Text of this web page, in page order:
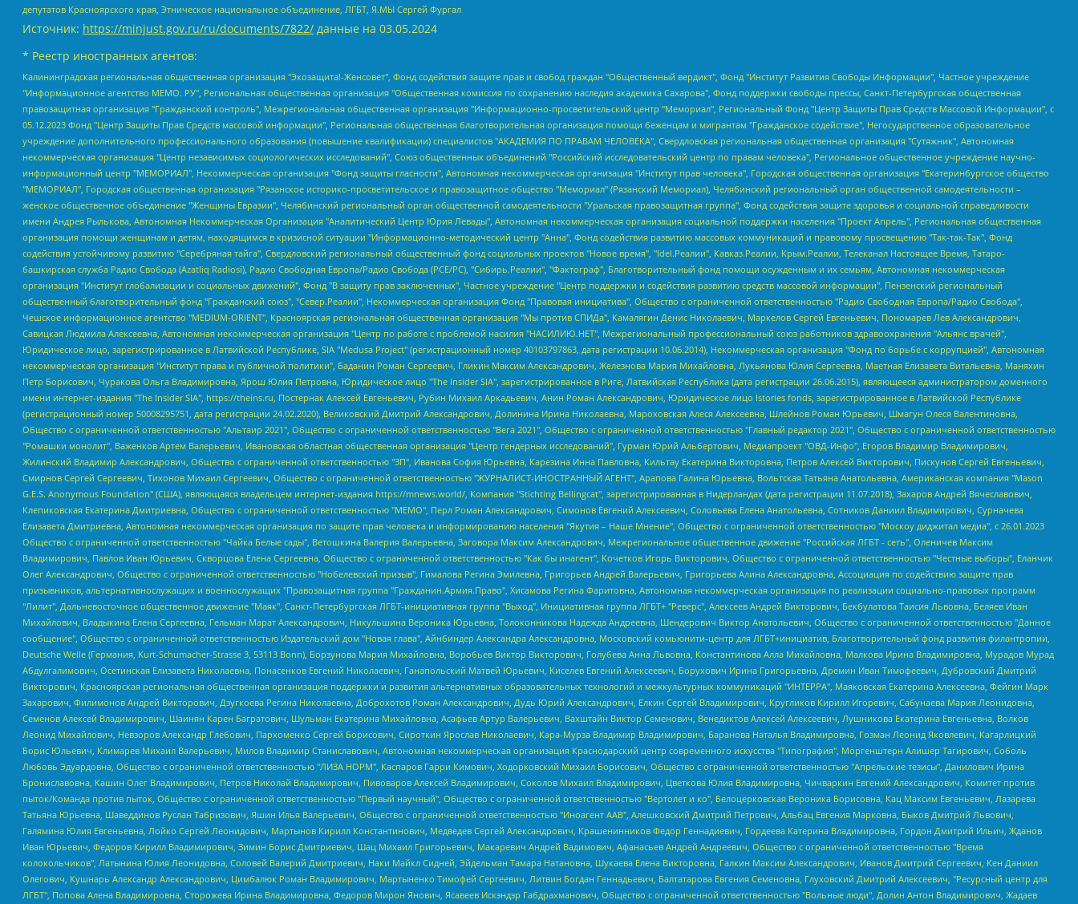
депутатов Красноярского края, Этническое национальное объединение, ЛГБТ, Я.МЫ Сергей Фургал
Источник: https://minjust.gov.ru/ru/documents/7822/ данные на 03.05.2024
* Реестр иностранных агентов:
Калининградская региональная общественная организация "Экозащита!-Женсовет", Фонд содействия защите прав и свобод граждан "Общественный вердикт", Фонд "Институт Развития Свободы Информации", Частное учреждение "Информационное агентство МЕМО. РУ", Региональная общественная организация "Общественная комиссия по сохранению наследия академика Сахарова", Фонд поддержки свободы прессы, Санкт-Петербургская общественная правозащитная организация "Гражданский контроль", Межрегиональная общественная организация "Информационно-просветительский центр "Мемориал", Региональный Фонд "Центр Защиты Прав Средств Массовой Информации", с 05.12.2023 Фонд "Центр Защиты Прав Средств массовой информации", Региональная общественная благотворительная организация помощи беженцам и мигрантам "Гражданское содействие", Негосударственное образовательное учреждение дополнительного профессионального образования (повышение квалификации) специалистов "АКАДЕМИЯ ПО ПРАВАМ ЧЕЛОВЕКА", Свердловская региональная общественная организация "Сутяжник", Автономная некоммерческая организация "Центр независимых социологических исследований", Союз общественных объединений "Российский исследовательский центр по правам человека", Региональное общественное учреждение научно-информационный центр "МЕМОРИАЛ", Некоммерческая организация "Фонд защиты гласности", Автономная некоммерческая организация "Институт прав человека", Городская общественная организация "Екатеринбургское общество "МЕМОРИАЛ", Городская общественная организация "Рязанское историко-просветительское и правозащитное общество "Мемориал" (Рязанский Мемориал), Челябинский региональный орган общественной самодеятельности – женское общественное объединение "Женщины Евразии", Челябинский региональный орган общественной самодеятельности "Уральская правозащитная группа", Фонд содействия защите здоровья и социальной справедливости имени Андрея Рылькова, Автономная Некоммерческая Организация "Аналитический Центр Юрия Левады", Автономная некоммерческая организация социальной поддержки населения "Проект Апрель", Региональная общественная организация помощи женщинам и детям, находящимся в кризисной ситуации "Информационно-методический центр "Анна", Фонд содействия развитию массовых коммуникаций и правовому просвещению "Так-так-Так", Фонд содействия устойчивому развитию "Серебряная тайга", Свердловский региональный общественный фонд социальных проектов "Новое время", "Idel.Реалии", Кавказ.Реалии, Крым.Реалии, Телеканал Настоящее Время, Татаро-башкирская служба Радио Свобода (Azatliq Radiosi), Радио Свободная Европа/Радио Свобода (PCE/PC), "Сибирь.Реалии", "Фактограф", Благотворительный фонд помощи осужденным и их семьям, Автономная некоммерческая организация "Институт глобализации и социальных движений", Фонд "В защиту прав заключенных", Частное учреждение "Центр поддержки и содействия развитию средств массовой информации", Пензенский региональный общественный благотворительный фонд "Гражданский союз", "Север.Реалии", Некоммерческая организация Фонд "Правовая инициатива", Общество с ограниченной ответственностью "Радио Свободная Европа/Радио Свобода", Чешское информационное агентство "MEDIUM-ORIENT", Красноярская региональная общественная организация "Мы против СПИДа", Камалягин Денис Николаевич, Маркелов Сергей Евгеньевич, Пономарев Лев Александрович, Савицкая Людмила Алексеевна, Автономная некоммерческая организация "Центр по работе с проблемой насилия "НАСИЛИЮ.НЕТ", Межрегиональный профессиональный союз работников здравоохранения "Альянс врачей", Юридическое лицо, зарегистрированное в Латвийской Республике, SIA "Medusa Project" (регистрационный номер 40103797863, дата регистрации 10.06.2014), Некоммерческая организация "Фонд по борьбе с коррупцией", Автономная некоммерческая организация "Институт права и публичной политики", Баданин Роман Сергеевич, Гликин Максим Александрович, Железнова Мария Михайловна, Лукьянова Юлия Сергеевна, Маетная Елизавета Витальевна, Маняхин Петр Борисович, Чуракова Ольга Владимировна, Ярош Юлия Петровна, Юридическое лицо "The Insider SIA", зарегистрированное в Риге, Латвийская Республика (дата регистрации 26.06.2015), являющееся администратором доменного имени интернет-издания "The Insider SIA", https://theins.ru, Постернак Алексей Евгеньевич, Рубин Михаил Аркадьевич, Анин Роман Александрович, Юридическое лицо Istories fonds, зарегистрированное в Латвийской Республике (регистрационный номер 50008295751, дата регистрации 24.02.2020), Великовский Дмитрий Александрович, Долинина Ирина Николаевна, Мароховская Алеся Алексеевна, Шлейнов Роман Юрьевич, Шмагун Олеся Валентиновна, Общество с ограниченной ответственностью "Альтаир 2021", Общество с ограниченной ответственностью "Вега 2021", Общество с ограниченной ответственностью "Главный редактор 2021", Общество с ограниченной ответственностью "Ромашки монолит", Важенков Артем Валерьевич, Ивановская областная общественная организация "Центр гендерных исследований", Гурман Юрий Альбертович, Медиапроект "ОВД-Инфо", Егоров Владимир Владимирович, Жилинский Владимир Александрович, Общество с ограниченной ответственностью "ЗП", Иванова София Юрьевна, Карезина Инна Павловна, Кильтау Екатерина Викторовна, Петров Алексей Викторович, Пискунов Сергей Евгеньевич, Смирнов Сергей Сергеевич, Тихонов Михаил Сергеевич, Общество с ограниченной ответственностью "ЖУРНАЛИСТ-ИНОСТРАННЫЙ АГЕНТ", Арапова Галина Юрьевна, Вольтская Татьяна Анатольевна, Американская компания "Mason G.E.S. Anonymous Foundation" (США), являющаяся владельцем интернет-издания https://mnews.world/, Компания "Stichting Bellingcat", зарегистрированная в Нидерландах (дата регистрации 11.07.2018), Захаров Андрей Вячеславович, Клепиковская Екатерина Дмитриевна, Общество с ограниченной ответственностью "МЕМО", Перл Роман Александрович, Симонов Евгений Алексеевич, Соловьева Елена Анатольевна, Сотников Даниил Владимирович, Сурначева Елизавета Дмитриевна, Автономная некоммерческая организация по защите прав человека и информированию населения "Якутия – Наше Мнение", Общество с ограниченной ответственностью "Москоу диджитал медиа", с 26.01.2023 Общество с ограниченной ответственностью "Чайка Белые сады", Ветошкина Валерия Валерьевна, Заговора Максим Александрович, Межрегиональное общественное движение "Российская ЛГБТ - сеть", Оленичев Максим Владимирович, Павлов Иван Юрьевич, Скворцова Елена Сергеевна, Общество с ограниченной ответственностью "Как бы инагент", Кочетков Игорь Викторович, Общество с ограниченной ответственностью "Честные выборы", Еланчик Олег Александрович, Общество с ограниченной ответственностью "Нобелевский призыв", Гималова Регина Эмилевна, Григорьев Андрей Валерьевич, Григорьева Алина Александровна, Ассоциация по содействию защите прав призывников, альтернативнослужащих и военнослужащих "Правозащитная группа "Гражданин.Армия.Право", Хисамова Регина Фаритовна, Автономная некоммерческая организация по реализации социально-правовых программ "Лилит", Дальневосточное общественное движение "Маяк", Санкт-Петербургская ЛГБТ-инициативная группа "Выход", Инициативная группа ЛГБТ+ "Реверс", Алексеев Андрей Викторович, Бекбулатова Таисия Львовна, Беляев Иван Михайлович, Владыкина Елена Сергеевна, Гельман Марат Александрович, Никульшина Вероника Юрьевна, Толоконникова Надежда Андреевна, Шендерович Виктор Анатольевич, Общество с ограниченной ответственностью "Данное сообщение", Общество с ограниченной ответственностью Издательский дом "Новая глава", Айнбиндер Александра Александровна, Московский комьюнити-центр для ЛГБТ+инициатив, Благотворительный фонд развития филантропии, Deutsche Welle (Германия, Kurt-Schumacher-Strasse 3, 53113 Bonn), Борзунова Мария Михайловна, Воробьев Виктор Викторович, Голубева Анна Львовна, Константинова Алла Михайловна, Малкова Ирина Владимировна, Мурадов Мурад Абдулгалимович, Осетинская Елизавета Николаевна, Понасенков Евгений Николаевич, Ганапольский Матвей Юрьевич, Киселев Евгений Алексеевич, Борухович Ирина Григорьевна, Дремин Иван Тимофеевич, Дубровский Дмитрий Викторович, Красноярская региональная общественная организация поддержки и развития альтернативных образовательных технологий и межкультурных коммуникаций "ИНТЕРРА", Маяковская Екатерина Алексеевна, Фейгин Марк Захарович, Филимонов Андрей Викторович, Дзугкоева Регина Николаевна, Доброхотов Роман Александрович, Дудь Юрий Александрович, Елкин Сергей Владимирович, Кругликов Кирилл Игоревич, Сабунаева Мария Леонидовна, Семенов Алексей Владимирович, Шаинян Карен Багратович, Шульман Екатерина Михайловна, Асафьев Артур Валерьевич, Вахштайн Виктор Семенович, Венедиктов Алексей Алексеевич, Лушникова Екатерина Евгеньевна, Волков Леонид Михайлович, Невзоров Александр Глебович, Пархоменко Сергей Борисович, Сироткин Ярослав Николаевич, Кара-Мурза Владимир Владимирович, Баранова Наталья Владимировна, Гозман Леонид Яковлевич, Кагарлицкий Борис Юльевич, Климарев Михаил Валерьевич, Милов Владимир Станиславович, Автономная некоммерческая организация Краснодарский центр современного искусства "Типография", Моргенштерн Алишер Тагирович, Соболь Любовь Эдуардовна, Общество с ограниченной ответственностью "ЛИЗА НОРМ", Каспаров Гарри Кимович, Ходорковский Михаил Борисович, Общество с ограниченной ответственностью "Апрельские тезисы", Данилович Ирина Брониславовна, Кашин Олег Владимирович, Петров Николай Владимирович, Пивоваров Алексей Владимирович, Соколов Михаил Владимирович, Цветкова Юлия Владимировна, Чичваркин Евгений Александрович, Комитет против пыток/Команда против пыток, Общество с ограниченной ответственностью "Первый научный", Общество с ограниченной ответственностью "Вертолет и ко", Белоцерковская Вероника Борисовна, Кац Максим Евгеньевич, Лазарева Татьяна Юрьевна, Шаведдинов Руслан Табризович, Яшин Илья Валерьевич, Общество с ограниченной ответственностью "Иноагент ААВ", Алешковский Дмитрий Петрович, Альбац Евгения Марковна, Быков Дмитрий Львович, Галямина Юлия Евгеньевна, Лойко Сергей Леонидович, Мартынов Кирилл Константинович, Медведев Сергей Александрович, Крашенинников Федор Геннадиевич, Гордеева Катерина Вл